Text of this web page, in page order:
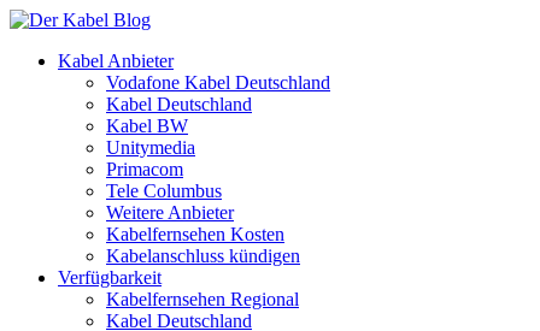
Kabel Anbieter
Vodafone Kabel Deutschland
Kabel Deutschland
Kabel BW
Unitymedia
Primacom
Tele Columbus
Weitere Anbieter
Kabelfernsehen Kosten
Kabelanschluss kündigen
Verfügbarkeit
Kabelfernsehen Regional
Kabel Deutschland